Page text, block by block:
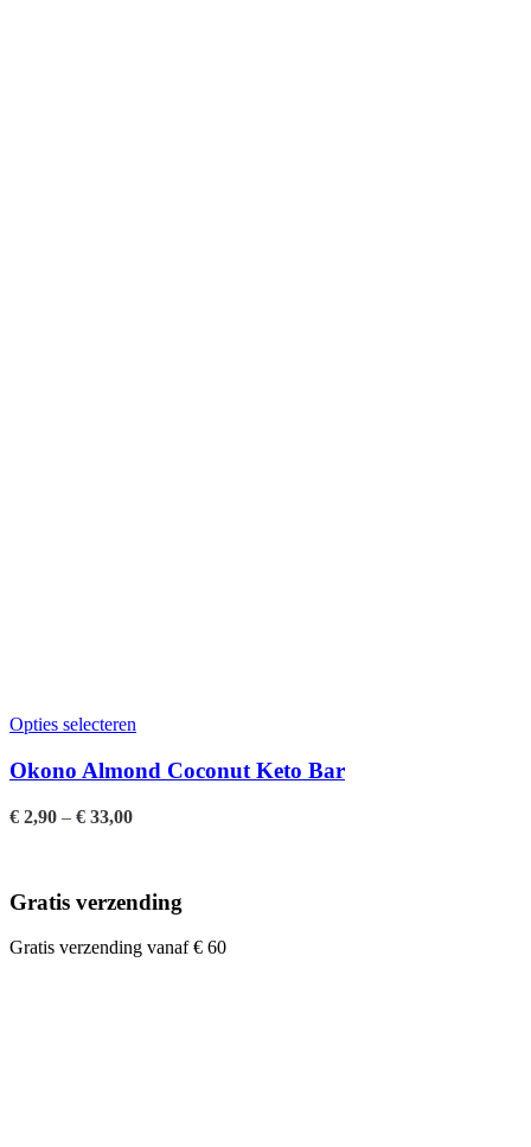
Opties selecteren
Okono Almond Coconut Keto Bar
€ 2,90 – € 33,00
Gratis verzending
Gratis verzending vanaf € 60